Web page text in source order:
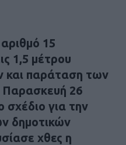
15
1,5 μέτρου
και παράταση των
26
σχέδιο για την
δημοτικών
χθες η